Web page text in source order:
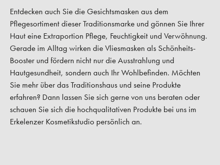
Entdecken auch Sie die Gesichtsmasken aus dem
Pflegesortiment dieser Traditionsmarke und gönnen Sie Ihrer
Haut eine Extraportion Pflege, Feuchtigkeit und Verwöhnung.
Gerade im Alltag wirken die Vliesmasken als Schönheits-
Booster und fördern nicht nur die Ausstrahlung und
Hautgesundheit, sondern auch Ihr Wohlbefinden. Möchten
Sie mehr über das Traditionshaus und seine Produkte
erfahren? Dann lassen Sie sich gerne von uns beraten oder
schauen Sie sich die hochqualitativen Produkte bei uns im
Erkelenzer Kosmetikstudio persönlich an.